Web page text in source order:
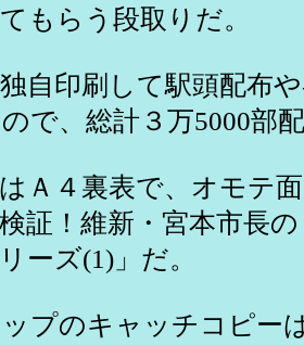
もらう段取りだ。
自印刷して駅頭配布
で、総計３万5000部
Ａ４裏表で、オモテ
証！維新・宮本市長の
ーズ(1)」だ。
プのキャッチコピー